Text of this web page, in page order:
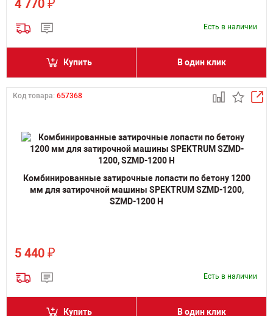
4 770 ₽
Есть в наличии
Купить В один клик
Код товара: 657368
Комбинированные затирочные лопасти по бетону 1200
мм для затирочной машины SPEKTRUM SZMD-1200,
SZMD-1200 H
5 440 ₽
Есть в наличии
Купить В один клик